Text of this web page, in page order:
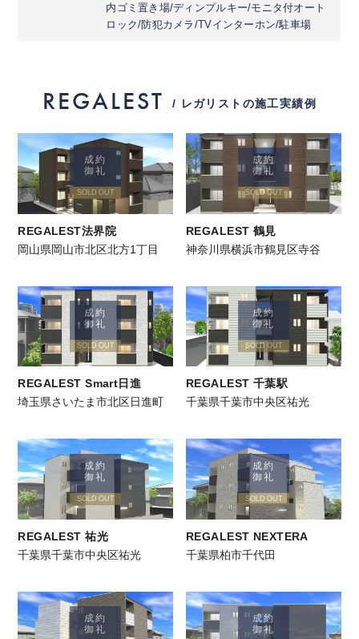
内ゴミ置き場/ディンプルキー/モニタ付オート
ロック/防犯カメラ/TVインターホン/駐車場
REGALEST / レガリストの施工実績例
成約
御礼
SOLD OUT
REGALEST法界院
岡山県岡山市北区北方1丁目
成約
御礼
SOLD OUT
REGALEST 鶴見
神奈川県横浜市鶴見区寺谷
成約
御礼
SOLD OUT
REGALEST Smart日進
埼玉県さいたま市北区日進町
成約
御礼
SOLD OUT
REGALEST 千葉駅
千葉県千葉市中央区祐光
成約
御礼
SOLD OUT
REGALEST 祐光
千葉県千葉市中央区祐光
成約
御礼
SOLD OUT
REGALEST NEXTERA
千葉県柏市千代田
成約
御礼
成約
御礼